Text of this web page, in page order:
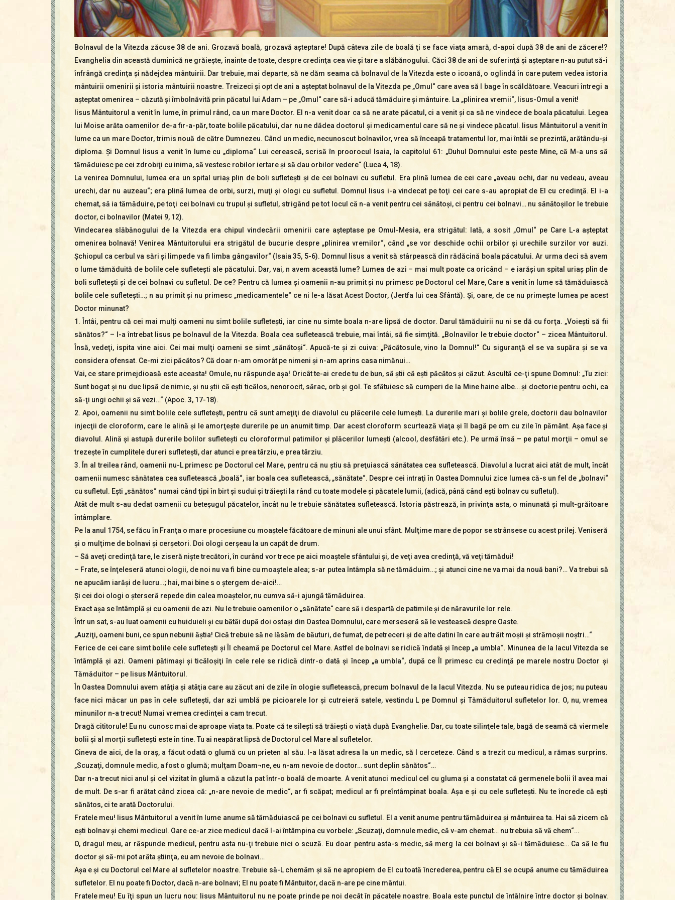
Bolnavul de la Vitezda zăcuse 38 de ani. Grozavă boală, grozavă aşteptare! După câteva zile de boală ţi se face viaţa amară, d-apoi după 38 de ani de zăcere!?
Evanghelia din această duminică ne grăieşte, înainte de toate, despre credinţa cea vie şi tare a slăbănogului. Căci 38 de ani de suferinţă şi aşteptare n-au putut să-i
înfrângă credinţa şi nădejdea mântuirii. Dar trebuie, mai departe, să ne dăm seama că bolnavul de la Vitezda este o icoană, o oglindă în care putem vedea istoria
mântuirii omenirii şi istoria mântuirii noastre. Treizeci şi opt de ani a aşteptat bolnavul de la Vitezda pe „Omul“ care avea să l bage în scăldătoare. Veacuri întregi a
aşteptat omenirea – căzută şi îmbolnăvită prin păcatul lui Adam – pe „Omul“ care să-i aducă tămăduire şi mântuire. La „plinirea vremii“, Iisus-Omul a venit!
Iisus Mântuitorul a venit în lume, în primul rând, ca un mare Doctor. El n-a venit doar ca să ne arate păcatul, ci a venit şi ca să ne vindece de boala păcatului. Legea
lui Moise arăta oamenilor de-a fir-a-păr, toate bolile păcatului, dar nu ne dădea doctorul şi medicamentul care să ne şi vindece păcatul. Iisus Mântuitorul a venit în
lume ca un mare Doctor, trimis nouă de către Dumnezeu. Când un medic, necunoscut bolnavilor, vrea să înceapă tratamentul lor, mai întâi se prezintă, arătându-şi
diploma. Şi Domnul Iisus a venit în lume cu „diploma“ Lui cerească, scrisă în proorocul Isaia, la capitolul 61: „Duhul Domnului este peste Mine, că M-a uns să
tămăduiesc pe cei zdrobiţi cu inima, să vestesc robilor iertare şi să dau orbilor vedere“ (Luca 4, 18).
La venirea Domnului, lumea era un spital uriaş plin de boli sufleteşti şi de cei bolnavi cu sufletul. Era plină lumea de cei care „aveau ochi, dar nu vedeau, aveau
urechi, dar nu auzeau“; era plină lumea de orbi, surzi, muţi şi ologi cu sufletul. Domnul Iisus i-a vindecat pe toţi cei care s-au apropiat de El cu credinţă. El i-a
chemat, să ia tămăduire, pe toţi cei bolnavi cu trupul şi sufletul, strigând pe tot locul că n-a venit pentru cei sănătoşi, ci pentru cei bolnavi… nu sănătoşilor le trebuie
doctor, ci bolnavilor (Matei 9, 12).
Vindecarea slăbănogului de la Vitezda era chipul vindecării omenirii care aşteptase pe Omul-Mesia, era strigătul: Iată, a sosit „Omul“ pe Care L-a aşteptat
omenirea bolnavă! Venirea Mântuitorului era strigătul de bucurie despre „plinirea vremilor“, când „se vor deschide ochii orbilor şi urechile surzilor vor auzi.
Şchiopul ca cerbul va sări şi limpede va fi limba gângavilor“ (Isaia 35, 5-6). Domnul Iisus a venit să stârpească din rădăcină boala păcatului. Ar urma deci să avem
o lume tămăduită de bolile cele sufleteşti ale păcatului. Dar, vai, n avem această lume? Lumea de azi – mai mult poate ca oricând – e iarăşi un spital uriaş plin de
boli sufleteşti şi de cei bolnavi cu sufletul. De ce? Pentru că lumea şi oamenii n-au primit şi nu primesc pe Doctorul cel Mare, Care a venit în lume să tămăduiască
bolile cele sufleteşti…; n au primit şi nu primesc „medicamentele“ ce ni le-a lăsat Acest Doctor, (Jertfa lui cea Sfântă). Şi, oare, de ce nu primeşte lumea pe acest
Doctor minunat?
1. Întâi, pentru că cei mai mulţi oameni nu simt bolile sufleteşti, iar cine nu simte boala n-are lipsă de doctor. Darul tămăduirii nu ni se dă cu forţa. „Voieşti să fii
sănătos?“ – l-a întrebat Iisus pe bolnavul de la Vitezda. Boala cea sufletească trebuie, mai întâi, să fie simţită. „Bolnavilor le trebuie doctor“ – zicea Mântuitorul.
Însă, vedeţi, ispita vine aici. Cei mai mulţi oameni se simt „sănătoşi“. Apucă-te şi zi cuiva: „Păcătosule, vino la Domnul!“ Cu siguranţă el se va supăra şi se va
considera ofensat. Ce-mi zici păcătos? Că doar n-am omorât pe nimeni şi n-am aprins casa nimănui…
Vai, ce stare primejdioasă este aceasta! Omule, nu răspunde aşa! Oricât te-ai crede tu de bun, să ştii că eşti păcătos şi căzut. Ascultă ce-ţi spune Domnul: „Tu zici:
Sunt bogat şi nu duc lipsă de nimic, şi nu ştii că eşti ticălos, nenorocit, sărac, orb şi gol. Te sfătuiesc să cumperi de la Mine haine albe… şi doctorie pentru ochi, ca
să-ţi ungi ochii şi să vezi…“ (Apoc. 3, 17-18).
2. Apoi, oamenii nu simt bolile cele sufleteşti, pentru că sunt ameţiţi de diavolul cu plăcerile cele lumeşti. La durerile mari şi bolile grele, doctorii dau bolnavilor
injecţii de cloroform, care le alină şi le amorţeşte durerile pe un anumit timp. Dar acest cloroform scurtează viaţa şi îl bagă pe om cu zile în pământ. Aşa face şi
diavolul. Alină şi astupă durerile bolilor sufleteşti cu cloroformul patimilor şi plăcerilor lumeşti (alcool, desfătări etc.). Pe urmă însă – pe patul morţii – omul se
trezeşte în cumplitele dureri sufleteşti, dar atunci e prea târziu, e prea târziu.
3. În al treilea rând, oamenii nu-L primesc pe Doctorul cel Mare, pentru că nu ştiu să preţuiască sănătatea cea sufletească. Diavolul a lucrat aici atât de mult, încât
oamenii numesc sănătatea cea sufletească „boală“, iar boala cea sufletească, „sănătate“. Despre cei intraţi în Oastea Domnului zice lumea că-s un fel de „bolnavi“
cu sufletul. Eşti „sănătos“ numai când ţipi în birt şi sudui şi trăieşti la rând cu toate modele şi păcatele lumii, (adică, până când eşti bolnav cu sufletul).
Atât de mult s-au dedat oamenii cu beteşugul păcatelor, încât nu le trebuie sănătatea sufletească. Istoria păstrează, în privinţa asta, o minunată şi mult-grăitoare
întâmplare.
Pe la anul 1754, se făcu în Franţa o mare procesiune cu moaştele făcătoare de minuni ale unui sfânt. Mulţime mare de popor se strânsese cu acest prilej. Veniseră
şi o mulţime de bolnavi şi cerşetori. Doi ologi cerşeau la un capăt de drum.
– Să aveţi credinţă tare, le ziseră nişte trecători, în curând vor trece pe aici moaştele sfântului şi, de veţi avea credinţă, vă veţi tămădui!
– Frate, se înţeleseră atunci ologii, de noi nu va fi bine cu moaştele alea; s-ar putea întâmpla să ne tămăduim…; şi atunci cine ne va mai da nouă bani?… Va trebui să
ne apucăm iarăşi de lucru…; hai, mai bine s o ştergem de-aici!…
Şi cei doi ologi o şterseră repede din calea moaştelor, nu cumva să-i ajungă tămăduirea.
Exact aşa se întâmplă şi cu oamenii de azi. Nu le trebuie oamenilor o „sănătate“ care să i despartă de patimile şi de năravurile lor rele.
Într un sat, s-au luat oamenii cu huiduieli şi cu bătăi după doi ostaşi din Oastea Domnului, care merseseră să le vestească despre Oaste.
„Auziţi, oameni buni, ce spun nebunii ăştia! Cică trebuie să ne lăsăm de băuturi, de fumat, de petreceri şi de alte datini în care au trăit moşii şi strămoşii noştri…“
Ferice de cei care simt bolile cele sufleteşti şi Îl cheamă pe Doctorul cel Mare. Astfel de bolnavi se ridică îndată şi încep „a umbla“. Minunea de la lacul Vitezda se
întâmplă şi azi. Oameni pătimaşi şi ticăloşiţi în cele rele se ridică dintr-o dată şi încep „a umbla“, după ce Îl primesc cu credinţă pe marele nostru Doctor şi
Tămăduitor – pe Iisus Mântuitorul.
În Oastea Domnului avem atâţia şi atâţia care au zăcut ani de zile în ologie sufletească, precum bolnavul de la lacul Vitezda. Nu se puteau ridica de jos; nu puteau
face nici măcar un pas în cele sufleteşti, dar azi umblă pe picioarele lor şi cutreieră satele, vestindu L pe Domnul şi Tămăduitorul sufletelor lor. O, nu, vremea
minunilor n-a trecut! Numai vremea credinţei a cam trecut.
Dragă cititorule! Eu nu cunosc mai de aproape viaţa ta. Poate că te sileşti să trăieşti o viaţă după Evanghelie. Dar, cu toate silinţele tale, bagă de seamă că viermele
bolii şi al morţii sufleteşti este în tine. Tu ai neapărat lipsă de Doctorul cel Mare al sufletelor.
Cineva de aici, de la oraş, a făcut odată o glumă cu un prieten al său. I-a lăsat adresa la un medic, să l cerceteze. Când s a trezit cu medicul, a rămas surprins.
„Scuzaţi, domnule medic, a fost o glumă; mulţam Doam¬ne, eu n-am nevoie de doctor… sunt deplin sănătos“…
Dar n-a trecut nici anul şi cel vizitat în glumă a căzut la pat într-o boală de moarte. A venit atunci medicul cel cu gluma şi a constatat că germenele bolii îl avea mai
de mult. De s-ar fi arătat când zicea că: „n-are nevoie de medic“, ar fi scăpat; medicul ar fi preîntâmpinat boala. Aşa e şi cu cele sufleteşti. Nu te încrede că eşti
sănătos, ci te arată Doctorului.
Fratele meu! Iisus Mântuitorul a venit în lume anume să tămăduiască pe cei bolnavi cu sufletul. El a venit anume pentru tămăduirea şi mântuirea ta. Hai să zicem că
eşti bolnav şi chemi medicul. Oare ce-ar zice medicul dacă l-ai întâmpina cu vorbele: „Scuzaţi, domnule medic, că v-am chemat… nu trebuia să vă chem“…
O, dragul meu, ar răspunde medicul, pentru asta nu-ţi trebuie nici o scuză. Eu doar pentru asta-s medic, să merg la cei bolnavi şi să-i tămăduiesc… Ca să le fiu
doctor şi să-mi pot arăta ştiinţa, eu am nevoie de bolnavi…
Aşa e şi cu Doctorul cel Mare al sufletelor noastre. Trebuie să-L chemăm şi să ne apropiem de El cu toată încrederea, pentru că El se ocupă anume cu tămăduirea
sufletelor. El nu poate fi Doctor, dacă n-are bolnavi; El nu poate fi Mântuitor, dacă n-are pe cine mântui.
Fratele meu! Eu îţi spun un lucru nou: Iisus Mântuitorul nu ne poate prinde pe noi decât în păcatele noastre. Boala este punctul de întâlnire între doctor şi bolnav.